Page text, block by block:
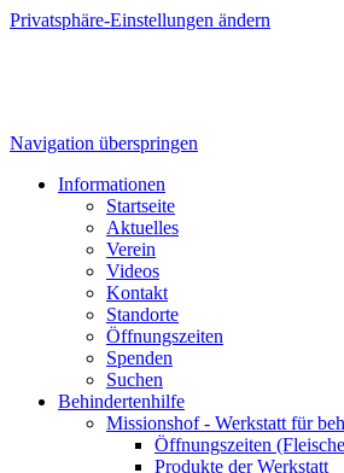
Privatsphäre-Einstellungen ändern
Navigation überspringen
Informationen
Startseite
Aktuelles
Verein
Videos
Kontakt
Standorte
Öffnungszeiten
Spenden
Suchen
Behindertenhilfe
Missionshof - Werkstatt für
Öffnungszeiten
Produkte der Werkstatt